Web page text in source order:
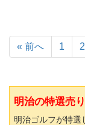
« 前へ 1 2
明治の特選売
明治ゴルフが特選